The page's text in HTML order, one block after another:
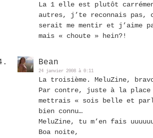
La 1 elle est plutôt
autres, j’te reconnais pas,
serait me mentir et j’aime
mais « choute » hein?!
Bean
24 janvier 2008 à 0:11
La troisième. MeluZine,
Par contre, juste à la
mettrais « sois belle et
bien connu…
MeluZine, tu m’en fais
Boa noite,